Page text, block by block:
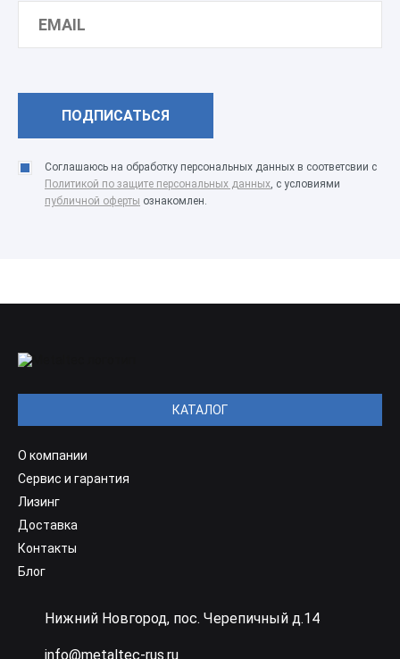
Соглашаюсь на обработку персональных данных в соответсвии с
Политикой по защите персональных данных, с условиями
публичной оферты ознакомлен.
Нижний Новгород, пос. Черепичный д.14
info@metaltec-rus.ru
О компании
Сервис и гарантия
Лизинг
Доставка
Контакты
Блог
КАТАЛОГ